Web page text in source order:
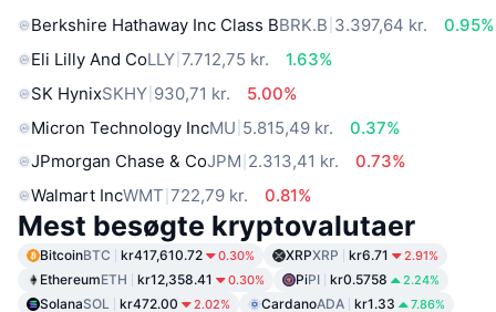
Berkshire Hathaway Inc Class BBRK.B 3.397,64 kr.
0.95%
Eli Lilly And CoLLY 7.712,75 kr.
1.63%
SK HynixSKHY 930,71 kr.
5.00%
Micron Technology IncMU 5.815,49 kr.
0.37%
JPmorgan Chase & CoJPM 2.313,41 kr.
0.73%
Walmart IncWMT 722,79 kr. 0.81%
Mest besøgte kryptovalutaer
BitcoinBTC kr417,610.72 0.30% XRPXRP kr6.71 2.91%
EthereumETH kr12,358.41 0.30% PiPI kr0.5758 2.24%
SolanaSOL kr472.00 2.02% CardanoADA kr1.33 7.86%